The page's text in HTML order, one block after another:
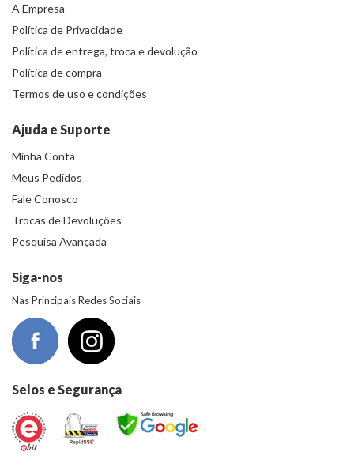
A Empresa
Política de Privacidade
Política de entrega, troca e devolução
Política de compra
Termos de uso e condições
Ajuda e Suporte
Minha Conta
Meus Pedidos
Fale Conosco
Trocas de Devoluções
Pesquisa Avançada
Siga-nos
Nas Principais Redes Sociais
Selos e Segurança